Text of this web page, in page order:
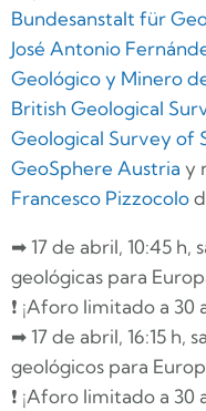
Bundesanstalt für
José Antonio
Geológico y Minero
British Geological
Geological Survey of
GeoSphere Austria y
Francesco Pizzocolo
➡ 17 de abril, 10:45 h,
geológicas para
❗ ¡Aforo limitado a 30
➡ 17 de abril, 16:15 h,
geológicos para
❗ ¡Aforo limitado a 30